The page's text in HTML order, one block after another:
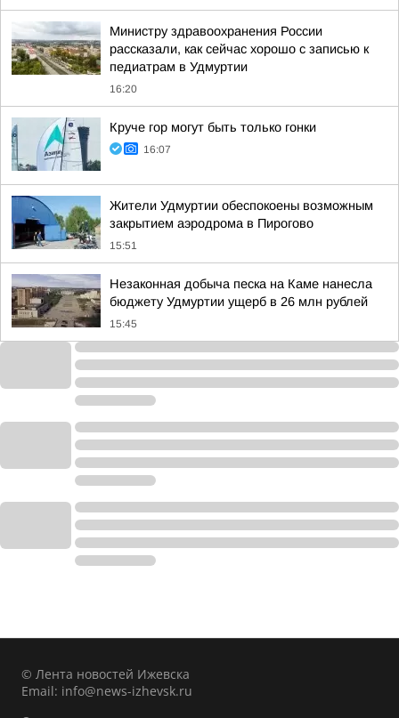
Министру здравоохранения России
рассказали, как сейчас хорошо с записью к
педиатрам в Удмуртии
16:20
Круче гор могут быть только гонки
16:07
Жители Удмуртии обеспокоены возможным
закрытием аэродрома в Пирогово
15:51
Незаконная добыча песка на Каме нанесла
бюджету Удмуртии ущерб в 26 млн рублей
15:45
© Лента новостей Ижевска
Email: info@news-izhevsk.ru